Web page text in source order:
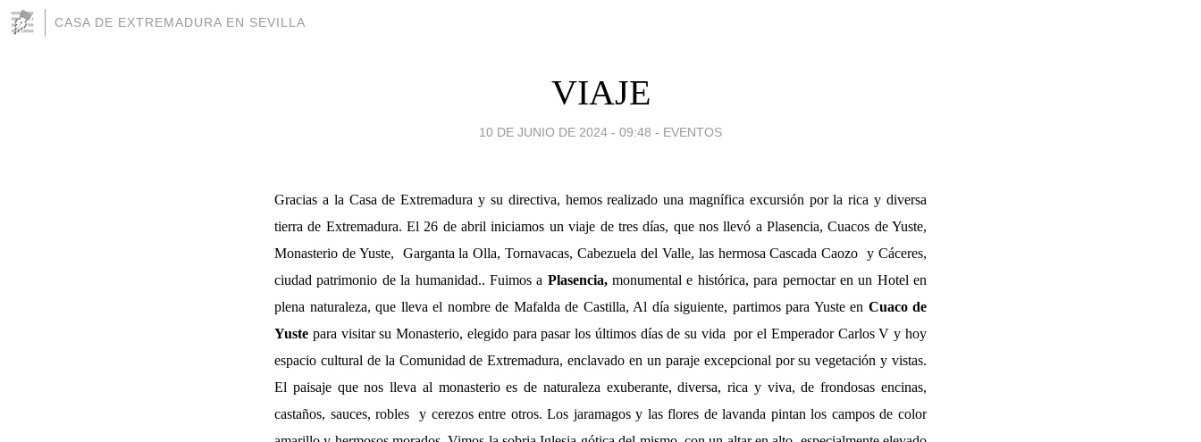
CASA DE EXTREMADURA EN SEVILLA
VIAJE
10 DE JUNIO DE 2024 - 09:48 - EVENTOS
Gracias a la Casa de Extremadura y su directiva, hemos realizado una magnífica excursión por la rica y diversa
tierra de Extremadura. El 26 de abril iniciamos un viaje de tres días, que nos llevó a Plasencia, Cuacos de Yuste,
Monasterio de Yuste, Garganta la Olla, Tornavacas, Cabezuela del Valle, las hermosa Cascada Caozo y Cáceres,
ciudad patrimonio de la humanidad.. Fuimos a Plasencia,monumental e histórica, para pernoctar en un Hotel en
plena naturaleza, que lleva el nombre de Mafalda de Castilla, Al día siguiente, partimos para Yuste en Cuaco de
Yuste para visitar su Monasterio, elegido para pasar los últimos días de su vida por el Emperador Carlos V y hoy
espacio cultural de la Comunidad de Extremadura, enclavado en un paraje excepcional por su vegetación y vistas.
El paisaje que nos lleva al monasterio es de naturaleza exuberante, diversa, rica y viva, de frondosas encinas,
castaños, sauces, robles y cerezos entre otros. Los jaramagos y las flores de lavanda pintan los campos de color